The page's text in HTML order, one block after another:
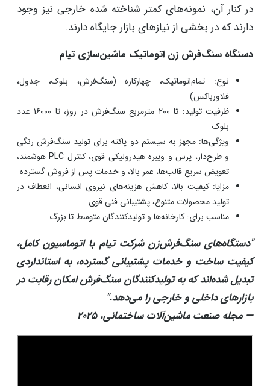
در کنار آن، نمونه‌های کمتر شناخته شده خارجی نیز وجود
دارند که در بخشی از نیازهای بازار جایگاه دارند.
دستگاه سنگ‌فرش زن اتوماتیک ماشین‌سازی تیام
نوع: تمام‌اتوماتیک، چهارکاره (سنگ‌فرش، بلوک، جدول،
فلاورباکس)
ظرفیت تولید: تا ۲۰۰ مترمربع سنگ‌فرش در روز، تا ۱۶۰۰۰ عدد
بلوک
ویژگی‌ها: مجهز به سیستم دو پاکته برای تولید سنگ‌فرش رنگی
و طرح‌دار، پرس و ویبره هیدرولیکی قوی، کنترل PLC هوشمند،
تعویض سریع قالب‌ها، عمر بالا، و خدمات پس از فروش گسترده
مزایا: کیفیت بالا، کاهش هزینه‌های نیروی انسانی، انعطاف در
تولید محصولات متنوع، پشتیبانی فنی قوی
مناسب برای: کارخانه‌ها و تولیدکنندگان متوسط تا بزرگ​
"دستگاه‌های سنگ‌فرش‌زن شرکت تیام با اتوماسیون کامل،
کیفیت ساخت و خدمات پشتیبانی گسترده، به استانداردی
تبدیل شده‌اند که به تولیدکنندگان سنگ‌فرش امکان رقابت در
بازارهای داخلی و خارجی را می‌دهد."
— مجله صنعت ماشین‌آلات ساختمانی، ۲۰۲۵